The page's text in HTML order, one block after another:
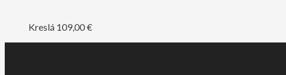
Kreslá 109,00€